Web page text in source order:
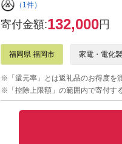
（1件）
寄付金額:132,000円
福岡県 福岡市 家電・電化
※「還元率」とは返礼品のお得度を
※「控除上限額」の範囲内で寄付す